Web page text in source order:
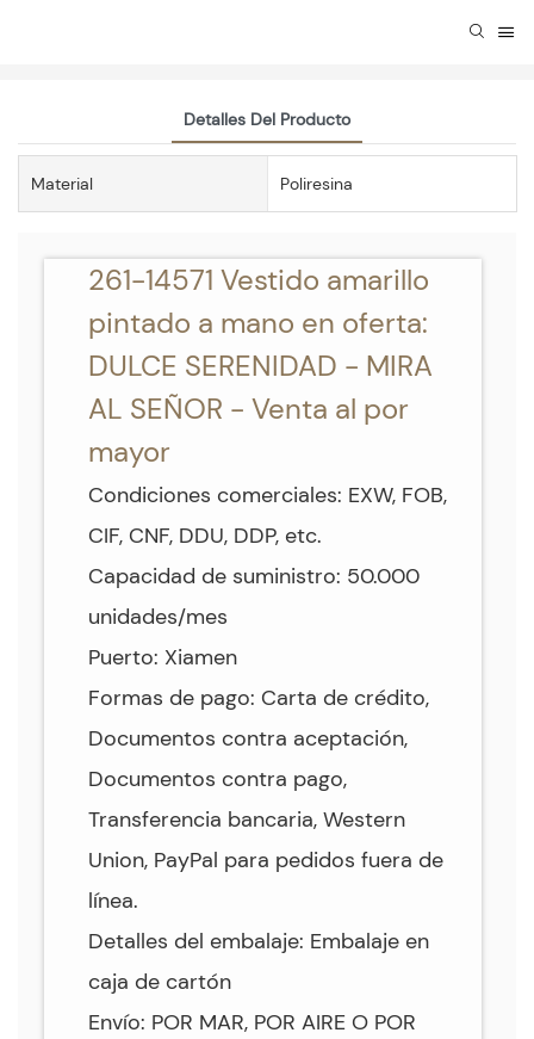
Detalles Del Producto
Material Poliresina
261-14571 Vestido amarillo
pintado a mano en oferta:
DULCE SERENIDAD - MIRA
AL SEÑOR - Venta al por
mayor
Condiciones comerciales: EXW, FOB,
CIF, CNF, DDU, DDP, etc.
Capacidad de suministro: 50.000
unidades/mes
Puerto: Xiamen
Formas de pago: Carta de crédito,
Documentos contra aceptación,
Documentos contra pago,
Transferencia bancaria, Western
Union, PayPal para pedidos fuera de
línea.
Detalles del embalaje: Embalaje en
caja de cartón
Envío: POR MAR, POR AIRE O POR